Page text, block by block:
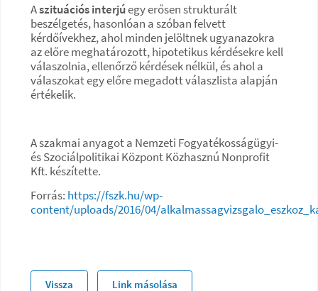
Aszituációs interjúegy erősen strukturált
beszélgetés, hasonlóan a szóban felvett
kérdőívekhez, ahol minden jelöltnek ugyanazokra
az előre meghatározott, hipotetikus kérdésekre kell
válaszolnia, ellenőrző kérdések nélkül, és ahol a
válaszokat egy előre megadott válaszlista alapján
értékelik.
A szakmai anyagot a Nemzeti Fogyatékosságügyi-
és Szociálpolitikai Központ Közhasznú Nonprofit
Kft. készítette.
Forrás: https://fszk.hu/wp-
content/uploads/2016/04/
Vissza Link másolása